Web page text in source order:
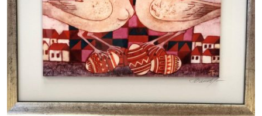
БАЙЦАЕВА ЛЮДМИЛА